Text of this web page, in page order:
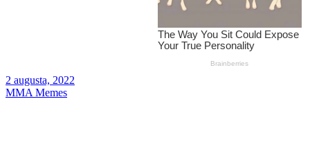
2 augusta, 2022
MMA Memes